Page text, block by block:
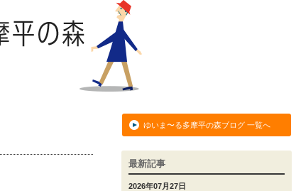
ゆいま〜る多摩平の森ブログ 一覧へ
最新記事
2026年07月27日